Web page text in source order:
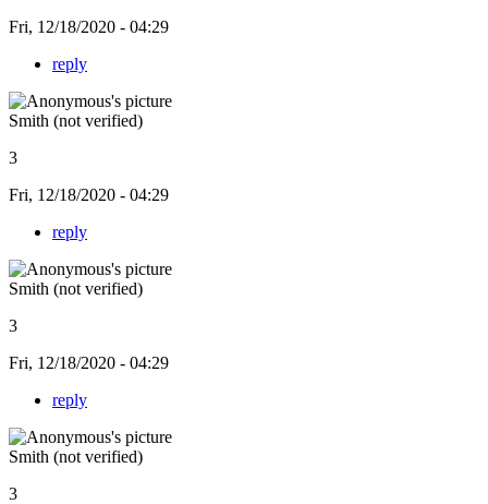
Fri, 12/18/2020 - 04:29
reply
Smith (not verified)
3
Fri, 12/18/2020 - 04:29
reply
Smith (not verified)
3
Fri, 12/18/2020 - 04:29
reply
Smith (not verified)
3